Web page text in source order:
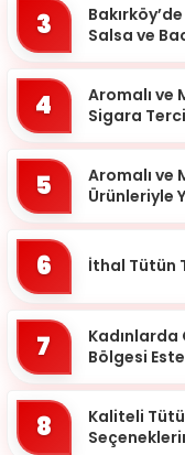
3
Salsa ve
4
Aromalı ve
Sigara
5
Aromalı ve
Ürünleriyle
6 İthal Tütün
7
Kadınlarda
Bölgesi
8
Kaliteli
Artvin
Aydın
Balıkesir
Bartın
Batman
Bayburt
Bilecik
Bingöl
Bitlis
Bolu
Burdur
Bursa